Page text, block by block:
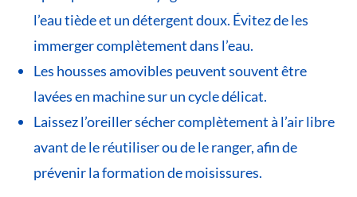
l’eau tiède et un détergent doux. Évitez de les
immerger complètement dans l’eau.
Les housses amovibles peuvent souvent être
lavées en machine sur un cycle délicat.
Laissez l’oreiller sécher complètement à l’air libre
avant de le réutiliser ou de le ranger, afin de
prévenir la formation de moisissures.